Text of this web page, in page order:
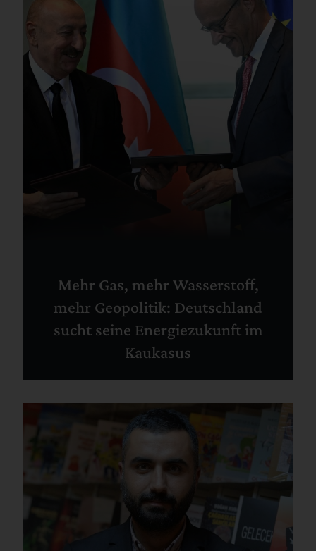
Mehr Gas, mehr Wasserstoff,
mehr Geopolitik: Deutschland
sucht seine Energiezukunft im
Kaukasus